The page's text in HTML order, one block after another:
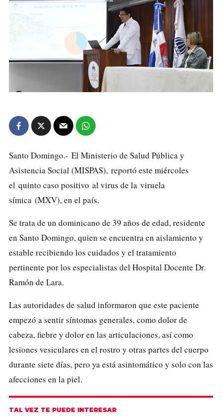
Santo Domingo.- El Ministerio de Salud Pública y
Asistencia Social (MISPAS), reportó este miércoles
el quinto caso positivo al virus de la viruela
símica (MXV), en el país.
Se trata de un dominicano de 39 años de edad, residente
en Santo Domingo,quien se encuentra en aislamiento y
estable recibiendo los cuidados y el tratamiento
pertinente por los especialistas del Hospital Docente Dr.
Ramón de Lara.
Las autoridades de salud informaron que este paciente
empezó a sentir síntomas generales, como dolor de
cabeza, fiebre y dolor en las articulaciones, así como
lesiones vesiculares en el rostro y otras partes del cuerpo
durante siete días, pero ya está asintomático y solo con las
afecciones en la piel.
TAL VEZ TE PUEDE INTERESAR